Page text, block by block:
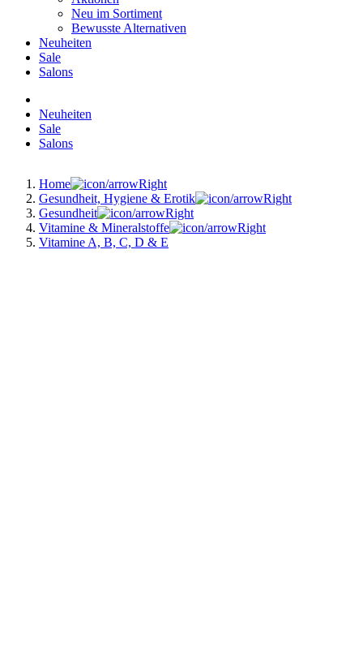
Neu im Sortiment
Bewusste Alternativen
Neuheiten
Sale
Salons
Neuheiten
Sale
Salons
Home
Gesundheit, Hygiene & Erotik
Gesundheit
Vitamine & Mineralstoffe
Vitamine A, B, C, D & E